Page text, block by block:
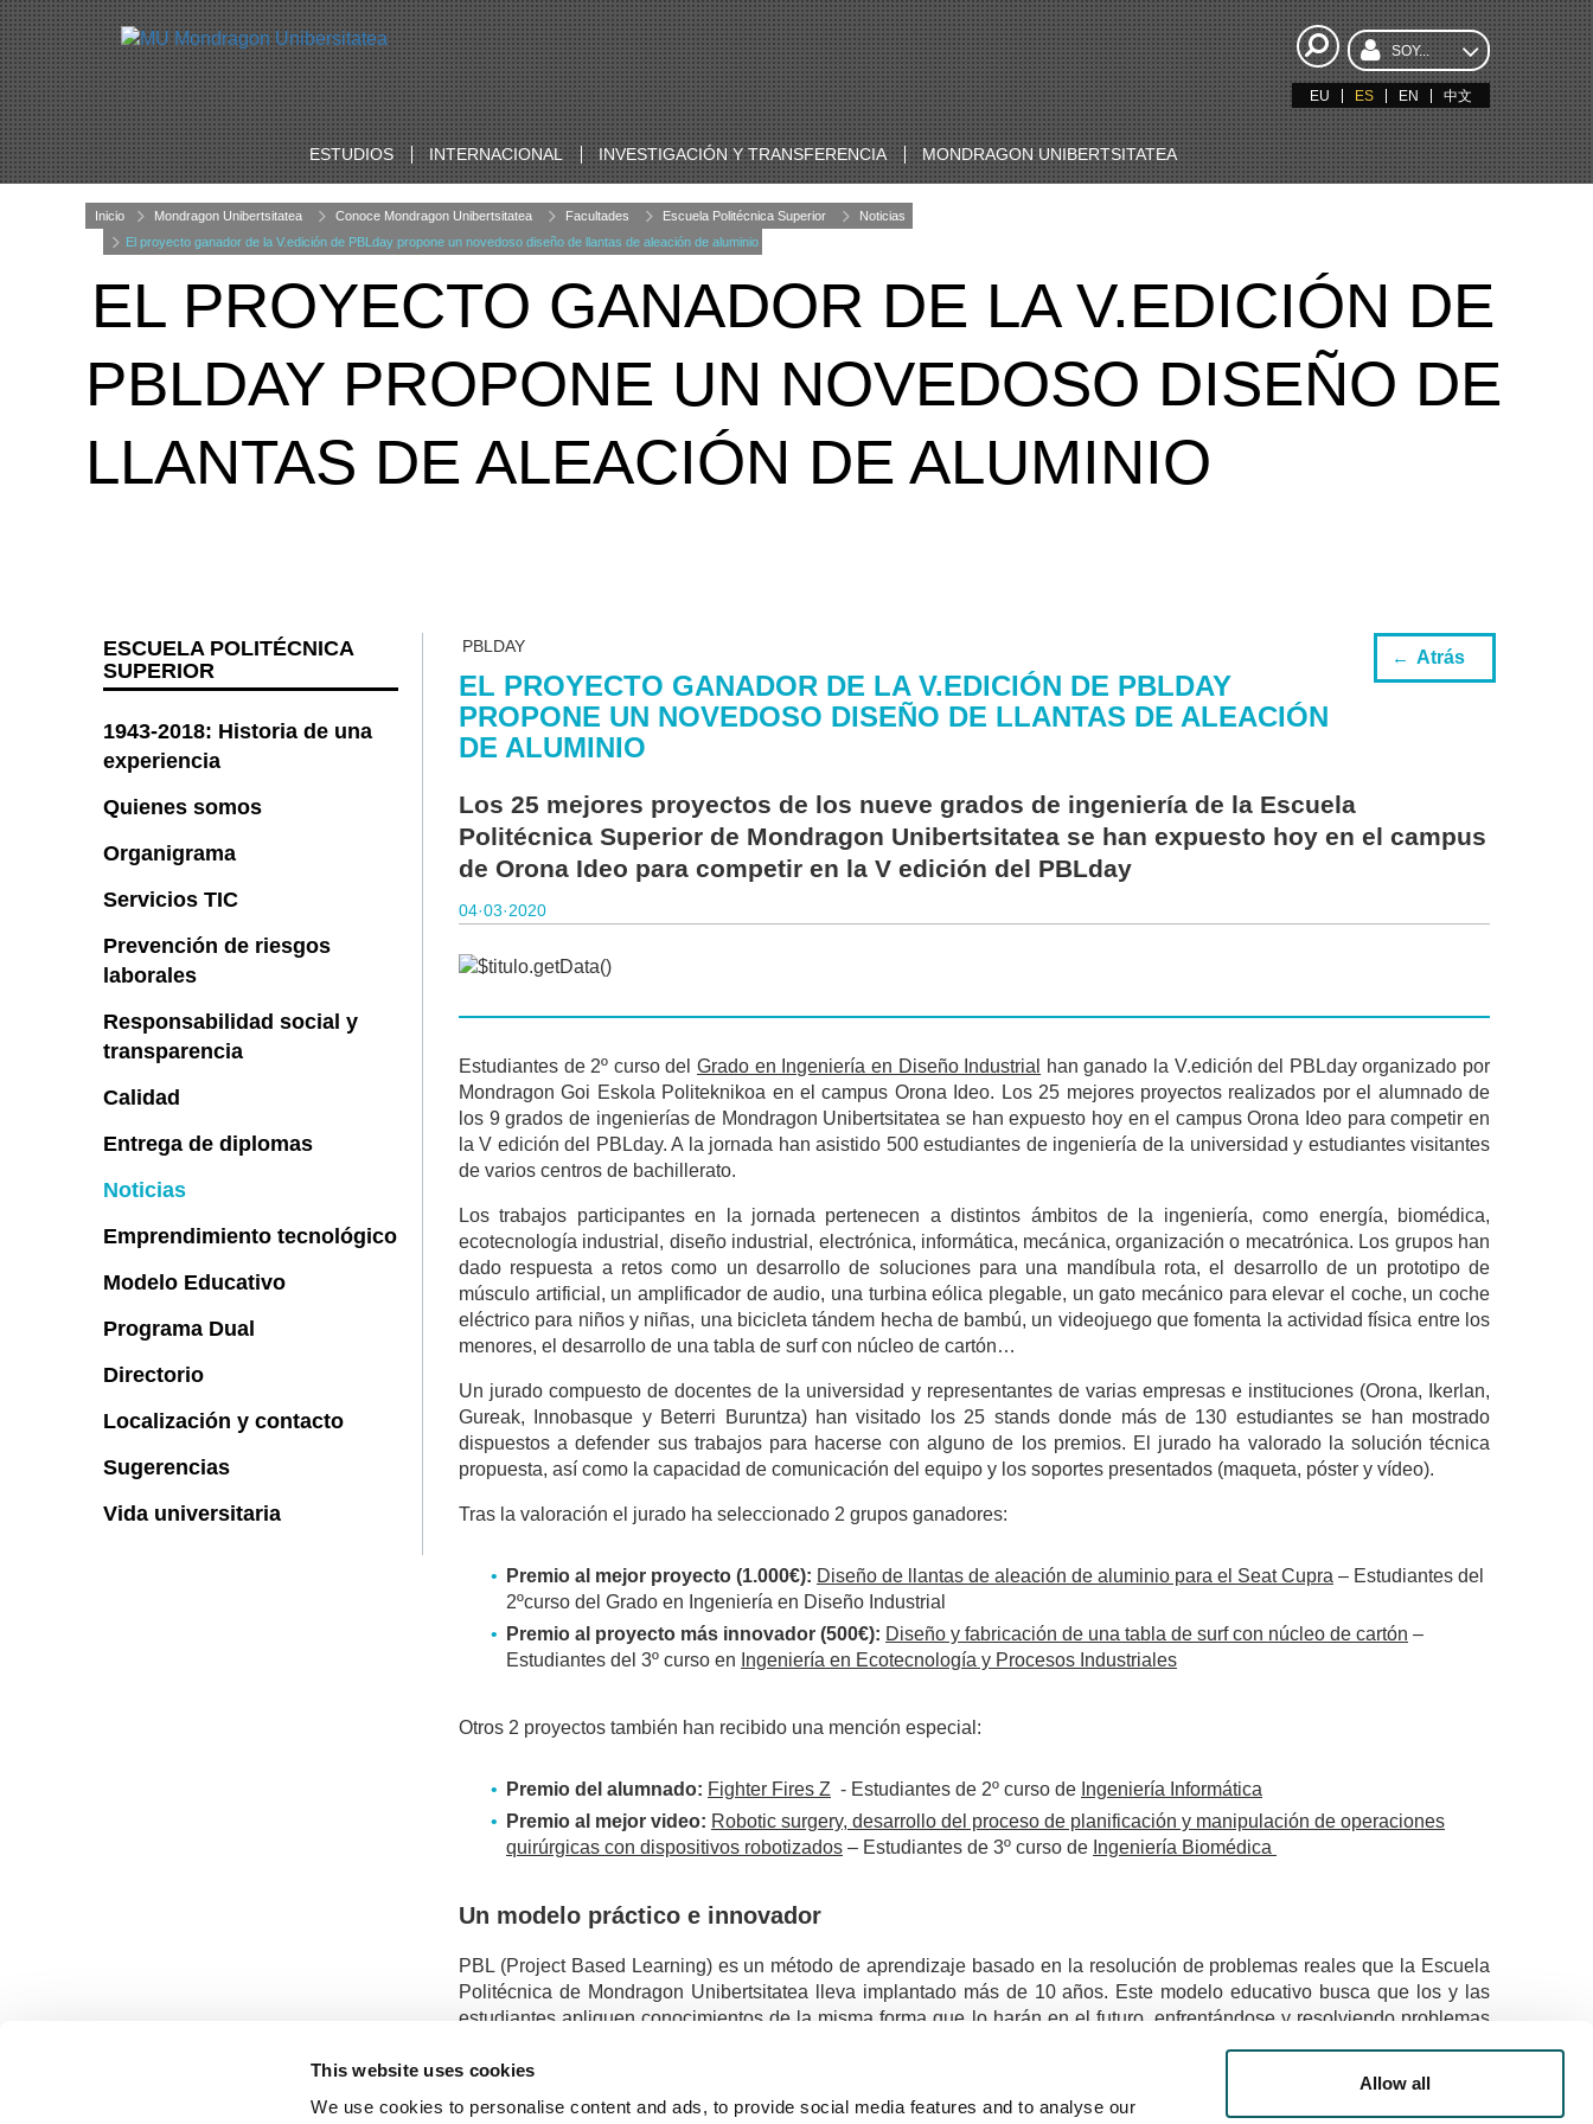
This website uses cookies
We use cookies to personalise content and ads, to provide social media features and to analyse our
Allow all
SOY...
EU ES EN 中文
ESTUDIOS INTERNACIONAL INVESTIGACIÓN Y TRANSFERENCIA MONDRAGON UNIBERTSITATEA
Inicio Mondragon Unibertsitatea Conoce Mondragon Unibertsitatea Facultades Escuela Politécnica Superior
Noticias
El proyecto ganador de la V.edición de PBLday propone un novedoso diseño de llantas de aleación de aluminio
EL PROYECTO GANADOR DE LA V.EDICIÓN DE
PBLDAY PROPONE UN NOVEDOSO DISEÑO DE
LLANTAS DE ALEACIÓN DE ALUMINIO
Atrás
PBLDAY
EL PROYECTO GANADOR DE LA V.EDICIÓN DE PBLDAY
PROPONE UN NOVEDOSO DISEÑO DE LLANTAS DE ALEACIÓN
DE ALUMINIO
Los 25 mejores proyectos de los nueve grados de ingeniería de la Escuela
Politécnica Superior de Mondragon Unibertsitatea se han expuesto hoy en el campus
de Orona Ideo para competir en la V edición del PBLday
04·03·2020
Estudiantes de 2º curso delGrado en Ingeniería en Diseño Industrial
han ganado la V.edición del PBLday organizado por
Mondragon Goi Eskola Politeknikoa en el campus Orona Ideo. Los 25 mejores proyectos realizados por el alumnado de
los 9 grados de ingenierías de Mondragon Unibertsitatea se han expuesto hoy en el campus Orona Ideo para competir en
la V edición del PBLday. A la jornada han asistido 500 estudiantes de ingeniería de la universidad y estudiantes visitantes
de varios centros de bachillerato.
Los trabajos participantes en la jornada pertenecen a distintos ámbitos de la ingeniería, como energía, biomédica,
ecotecnología industrial, diseño industrial, electrónica, informática, mecánica, organización o mecatrónica. Los grupos han
dado respuesta a retos como un desarrollo de soluciones para una mandíbula rota, el desarrollo de un prototipo de
músculo artificial, un amplificador de audio, una turbina eólica plegable, un gato mecánico para elevar el coche, un coche
eléctrico para niños y niñas, una bicicleta tándem hecha de bambú, un videojuego que fomenta la actividad física entre los
menores, el desarrollo de una tabla de surf con núcleo de cartón…
Un jurado compuesto de docentes de la universidad y representantes de varias empresas e instituciones (Orona, Ikerlan,
Gureak, Innobasque y Beterri Buruntza) han visitado los 25 stands donde más de 130 estudiantes se han mostrado
dispuestos a defender sus trabajos para hacerse con alguno de los premios. El jurado ha valorado la solución técnica
propuesta, así como la capacidad de comunicación del equipo y los soportes presentados (maqueta, póster y vídeo).
Tras la valoración el jurado ha seleccionado 2 grupos ganadores:
Premio al mejor proyecto (1.000€): Diseño de llantas de aleación de aluminio para el Seat Cupra – Estudiantes del
2ºcurso del Grado en Ingeniería en Diseño Industrial
Premio al proyecto más innovador (500€): Diseño y fabricación de una tabla de surf con núcleo de cartón –
Estudiantes del 3º curso en Ingeniería en Ecotecnología y Procesos Industriales
Otros 2 proyectos también han recibido una mención especial:
Premio del alumnado: Fighter Fires Z - Estudiantes de 2º curso de Ingeniería Informática
Premio al mejor video: Robotic surgery, desarrollo del proceso de planificación y manipulación de operaciones
quirúrgicas con dispositivos robotizados – Estudiantes de 3º curso de Ingeniería Biomédica
Un modelo práctico e innovador
PBL (Project Based Learning) es un método de aprendizaje basado en la resolución de problemas reales que la Escuela
Politécnica de Mondragon Unibertsitatea lleva implantado más de 10 años. Este modelo educativo busca que los y las
estudiantes apliquen conocimientos de la misma forma que lo harán en el futuro, enfrentándose y resolviendo problemas
ESCUELA POLITÉCNICA
SUPERIOR
1943-2018: Historia de una
experiencia
Quienes somos
Organigrama
Servicios TIC
Prevención de riesgos
laborales
Responsabilidad social y
transparencia
Calidad
Entrega de diplomas
Noticias
Emprendimiento tecnológico
Modelo Educativo
Programa Dual
Directorio
Localización y contacto
Sugerencias
Vida universitaria